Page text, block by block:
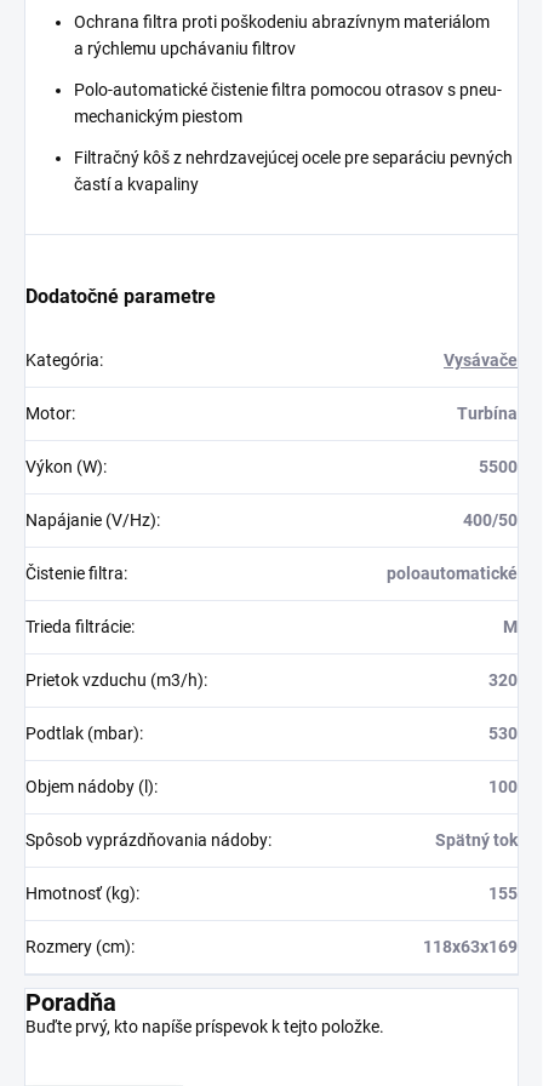
Ochrana filtra proti poškodeniu abrazívnym materiálom
a rýchlemu upchávaniu filtrov
Polo-automatické čistenie filtra pomocou otrasov s pneu-
mechanickým piestom
Filtračný kôš z nehrdzavejúcej ocele pre separáciu pevných
častí a kvapaliny
Dodatočné parametre
Kategória: Vysávače
Motor: Turbína
Výkon (W): 5500
Napájanie (V/Hz): 400/50
Čistenie filtra: poloautomatické
Trieda filtrácie: M
Prietok vzduchu (m3/h): 320
Podtlak (mbar): 530
Objem nádoby (l): 100
Spôsob vyprázdňovania nádoby: Spätný tok
Hmotnosť (kg): 155
Rozmery (cm): 118x63x169
Poradňa
Buďte prvý, kto napíše príspevok k tejto položke.